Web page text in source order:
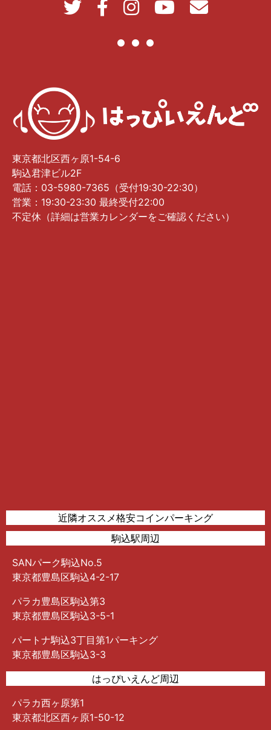
東京都北区西ヶ原1-54-6
駒込君津ビル2F
電話：03-5980-7365（受付19:30-22:30）
営業：19:30-23:30 最終受付22:00
不定休（詳細は営業カレンダーをご確認ください）
近隣オススメ格安コインパーキング
駒込駅周辺
SANパーク駒込No.5
東京都豊島区駒込4-2-17
パラカ豊島区駒込第3
東京都豊島区駒込3-5-1
パートナ駒込3丁目第1パーキング
東京都豊島区駒込3-3
はっぴいえんど周辺
パラカ西ヶ原第1
東京都北区西ヶ原1-50-12